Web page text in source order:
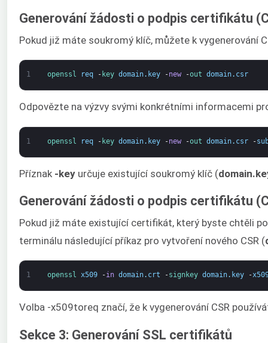
Generování žádosti o podpis certifikátu
Pokud již máte soukromý klíč, můžete k vygenerování
1 openssl req - key domain. key -new -out domain. csr
Odpovězte na výzvy svými konkrétními informacemi
1 openssl req - key domain. key -new -out domain. csr -
Příznak -key určuje existující soukromý klíč (
Generování žádosti o podpis certifikátu
Pokud již máte existující certifikát, který byste chtěli
terminálu následující příkaz pro vytvoření nového CSR (
1 openssl x509 -in domain. crt -signkey domain. key -
Volba -x509toreq značí, že k vygenerování CSR
Sekce 3: Generování SSL certifikátů